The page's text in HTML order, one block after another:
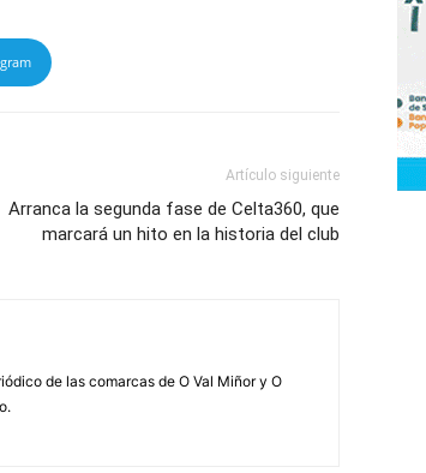
Artículo siguiente
Arranca la segunda fase de Celta360, que
marcará un hito en la historia del club
de las comarcas de O Val Miñor y O